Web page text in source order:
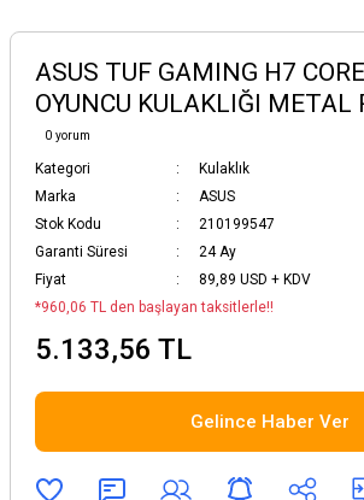
ASUS TUF GAMING H7
OYUNCU KULAKLIĞI METAL
0 yorum
Kategori
Kulaklık
Marka
ASUS
Stok Kodu
210199547
Garanti Süresi
24 Ay
Fiyat
89,89 USD + KDV
*960,06 TL den başlayan taksitlerle!!
5.133,56 TL
Gelince Haber Ver